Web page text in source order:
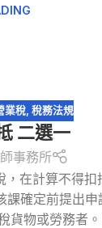
業稅, 稅務法規
二選一
事務所
在計算不得
確定前提出
貨物或勞務者